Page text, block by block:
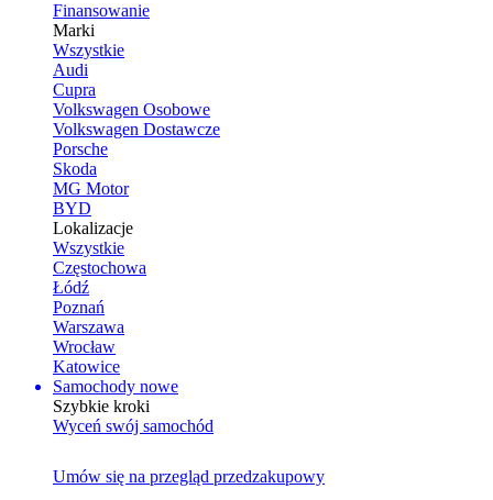
Finansowanie
Marki
Wszystkie
Audi
Cupra
Volkswagen Osobowe
Volkswagen Dostawcze
Porsche
Skoda
MG Motor
BYD
Lokalizacje
Wszystkie
Częstochowa
Łódź
Poznań
Warszawa
Wrocław
Katowice
Samochody nowe
Szybkie kroki
Wyceń swój samochód
Umów się na przegląd przedzakupowy